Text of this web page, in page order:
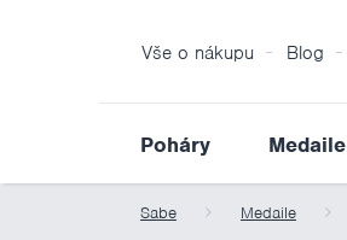
Vše o nákupu Blog
Poháry Medaile
Sabe Medaile